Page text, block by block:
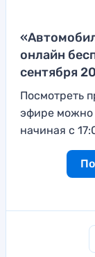
онлайн
сентября
Посмотреть
эфире можно
начиная с